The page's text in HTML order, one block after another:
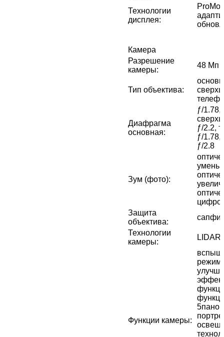
Технологии
дисплея:
Камера
Разрешение
камеры:
48 Мп
Тип объектива:
Диафрагма
основная:
ƒ/1.78,
ƒ/2.2,
ƒ/1.78,
ƒ/2.8
Зум (фото):
Защита
объектива:
Технологии
камеры:
LIDAR
Функции камеры:
режим